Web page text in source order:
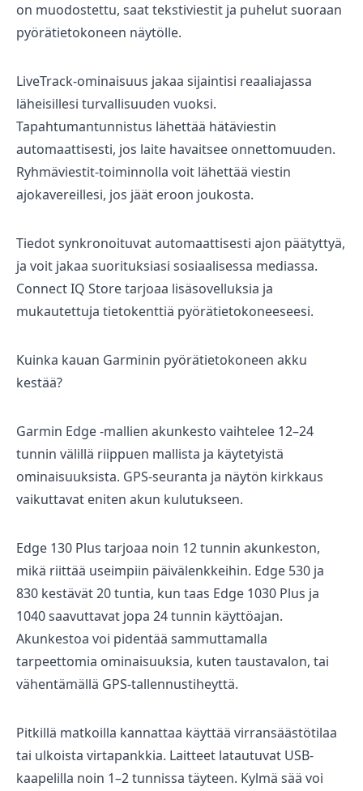
on muodostettu, saat tekstiviestit ja puhelut suoraan
pyörätietokoneen näytölle.
LiveTrack-ominaisuus jakaa sijaintisi reaaliajassa
läheisillesi turvallisuuden vuoksi.
Tapahtumantunnistus lähettää hätäviestin
automaattisesti, jos laite havaitsee onnettomuuden.
Ryhmäviestit-toiminnolla voit lähettää viestin
ajokavereillesi, jos jäät eroon joukosta.
Tiedot synkronoituvat automaattisesti ajon päätyttyä,
ja voit jakaa suorituksiasi sosiaalisessa mediassa.
Connect IQ Store tarjoaa lisäsovelluksia ja
mukautettuja tietokenttiä pyörätietokoneeseesi.
Kuinka kauan Garminin pyörätietokoneen akku
kestää?
Garmin Edge -mallien akunkesto vaihtelee 12–24
tunnin välillä riippuen mallista ja käytetyistä
ominaisuuksista. GPS-seuranta ja näytön kirkkaus
vaikuttavat eniten akun kulutukseen.
Edge 130 Plus tarjoaa noin 12 tunnin akunkeston,
mikä riittää useimpiin päivälenkkeihin. Edge 530 ja
830 kestävät 20 tuntia, kun taas Edge 1030 Plus ja
1040 saavuttavat jopa 24 tunnin käyttöajan.
Akunkestoa voi pidentää sammuttamalla
tarpeettomia ominaisuuksia, kuten taustavalon, tai
vähentämällä GPS-tallennustiheyttä.
Pitkillä matkoilla kannattaa käyttää virransäästötilaa
tai ulkoista virtapankkia. Laitteet latautuvat USB-
kaapelilla noin 1–2 tunnissa täyteen. Kylmä sää voi